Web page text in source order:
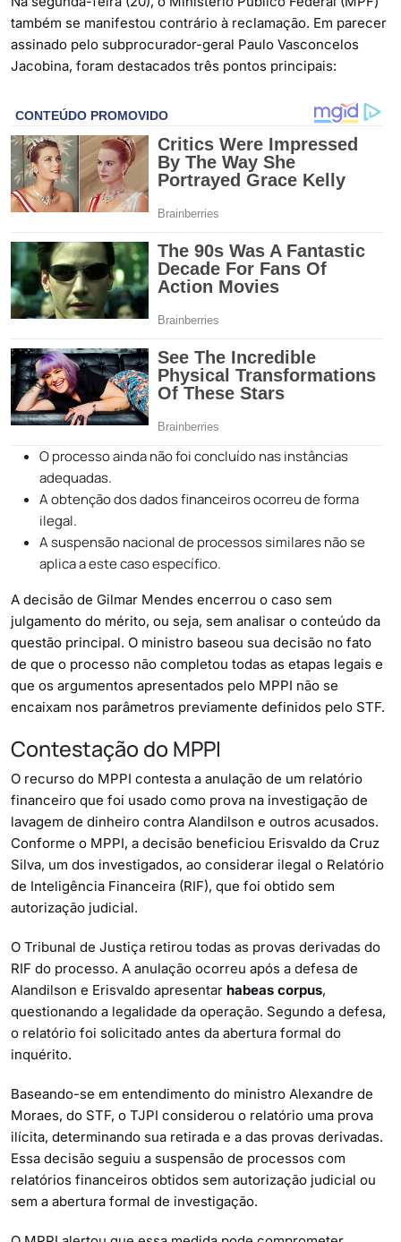
também se manifestou contrário à reclamação. Em parecer
assinado pelo subprocurador-geral Paulo Vasconcelos
Jacobina, foram destacados três pontos principais:
O processo ainda não foi concluído nas instâncias
adequadas.
A obtenção dos dados financeiros ocorreu de forma
ilegal.
A suspensão nacional de processos similares não se
aplica a este caso específico.
A decisão de Gilmar Mendes encerrou o caso sem
julgamento do mérito, ou seja, sem analisar o conteúdo da
questão principal. O ministro baseou sua decisão no fato
de que o processo não completou todas as etapas legais e
que os argumentos apresentados pelo MPPI não se
encaixam nos parâmetros previamente definidos pelo STF.
Contestação do MPPI
O recurso do MPPI contesta a anulação de um relatório
financeiro que foi usado como prova na investigação de
lavagem de dinheiro contra Alandilson e outros acusados.
Conforme o MPPI, a decisão beneficiou Erisvaldo da Cruz
Silva, um dos investigados, ao considerar ilegal o Relatório
de Inteligência Financeira (RIF), que foi obtido sem
autorização judicial.
O Tribunal de Justiça retirou todas as provas derivadas do
RIF do processo. A anulação ocorreu após a defesa de
Alandilson e Erisvaldo apresentar habeas corpus,
questionando a legalidade da operação. Segundo a defesa,
o relatório foi solicitado antes da abertura formal do
inquérito.
Baseando-se em entendimento do ministro Alexandre de
Moraes, do STF, o TJPI considerou o relatório uma prova
ilícita, determinando sua retirada e a das provas derivadas.
Essa decisão seguiu a suspensão de processos com
relatórios financeiros obtidos sem autorização judicial ou
sem a abertura formal de investigação.